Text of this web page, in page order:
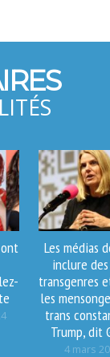
Les médias
inclure
transgenres
les
trans
Trump, dit
4 mars